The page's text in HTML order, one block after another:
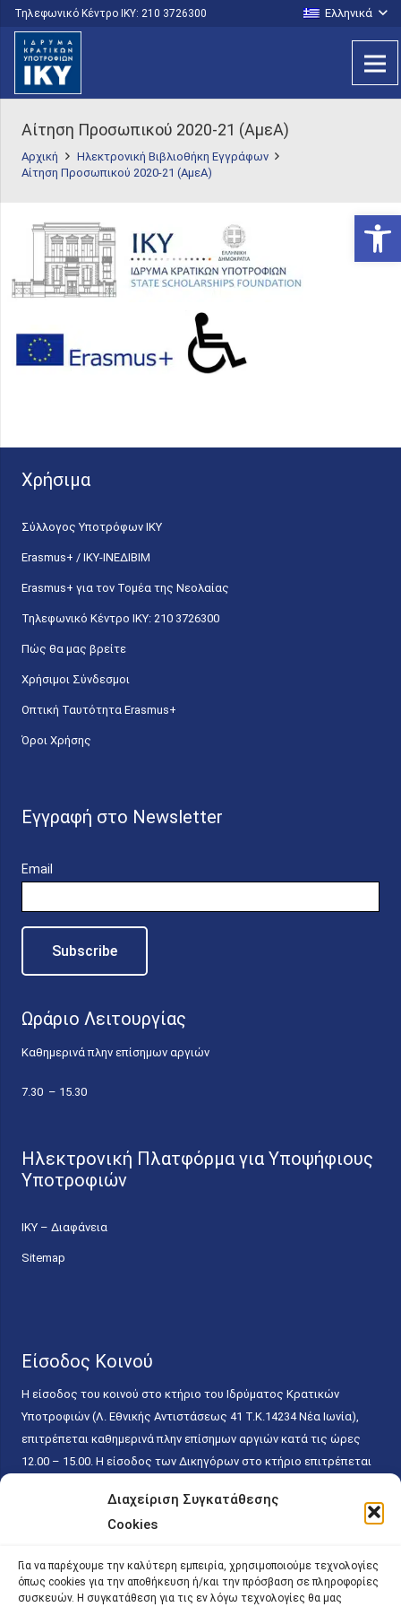
Διαχείριση Συγκατάθεσης
Cookies
Για να παρέχουμε την καλύτερη εμπειρία, χρησιμοποιούμε τεχνολογίες
όπως cookies για την αποθήκευση ή/και την πρόσβαση σε πληροφορίες
συσκευών. Η συγκατάθεση για τις εν λόγω τεχνολογίες θα μας
Τηλεφωνικό Κέντρο IKY: 210 3726300 Ελληνικά
Αίτηση Προσωπικού 2020-21 (ΑμεΑ)
Αρχική
Ηλεκτρονική Βιβλιοθήκη Εγγράφων
Αίτηση Προσωπικού 2020-21 (ΑμεΑ)
Χρήσιμα
Σύλλογος Υποτρόφων ΙΚΥ
Erasmus+ / ΙΚΥ-ΙΝΕΔΙΒΙΜ
Erasmus+ για τον Τομέα της Νεολαίας
Τηλεφωνικό Κέντρο IKY: 210 3726300
Πώς θα μας βρείτε
Χρήσιμοι Σύνδεσμοι
Οπτική Ταυτότητα Erasmus+
Όροι Χρήσης
Εγγραφή στο Newsletter
Email
Ωράριο Λειτουργίας
Καθημερινά πλην επίσημων αργιών
7.30 – 15.30
Ηλεκτρονική Πλατφόρμα για Υποψήφιους
Υποτροφιών
ΙΚΥ – Διαφάνεια
Sitemap
Είσοδος Κοινού
Η είσοδος του κοινού στο κτήριο του Ιδρύματος Κρατικών
Υποτροφιών (Λ. Εθνικής Αντιστάσεως 41 T.K.14234 Νέα Ιωνία),
επιτρέπεται καθημερινά πλην επίσημων αργιών κατά τις ώρες
12.00 – 15.00. Η είσοδος των Δικηγόρων στο κτήριο επιτρέπεται
κάθε εργάσιμη ημέρα και ώρα χωρίς κανέναν χρονικό ή άλλο
περιορισμό. Η είσοδος του κοινού ειδικά στο γραφείο του
15.00. Η εξυπηρέτηση του κοινού πραγματοποιείται βάσει των
παγίων ισχυουσών διατάξεων. Για την αποφυγή συνωστισμού